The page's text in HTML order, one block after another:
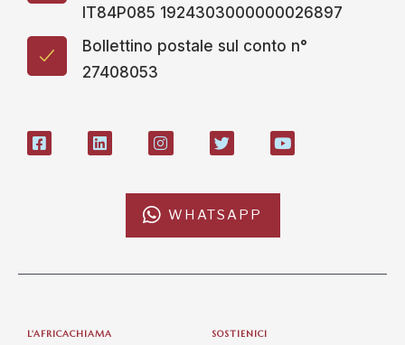
IT84P085 1924303000000026897
Bollettino postale sul conto n°
27408053
WHATSAPP
L'AFRICACHIAMA SOSTIENICI